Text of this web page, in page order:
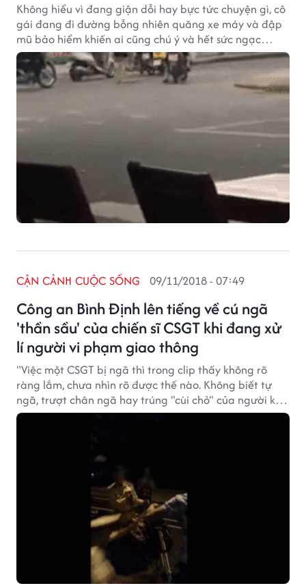
Không hiểu vì đang giận dỗi hay bực tức chuyện gì, cô
gái đang đi đường bỗng nhiên quăng xe máy và đập
mũ bảo hiểm khiến ai cũng chú ý và hết sức ngạc
nhiên.
Công an Bình Định lên tiếng về cú ngã
'thần sầu' của chiến sĩ CSGT khi đang xử
lí người vi phạm giao thông
CẬN CẢNH CUỘC SỐNG 09/11/2018 - 07:49
"Việc một CSGT bị ngã thì trong clip thấy không rõ
ràng lắm, chưa nhìn rõ được thế nào. Không biết tự
ngã, trượt chân ngã hay trúng "cùi chỏ" của người kia.
Tôi sẽ làm việc với anh em để kiểm tra lại sự việc",